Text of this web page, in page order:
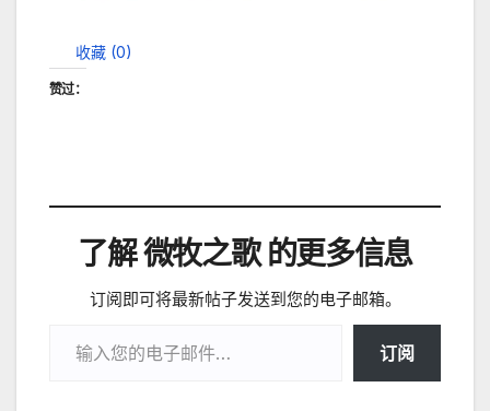
收藏 (0)
赞过：
了解 微牧之歌 的更多信息
订阅即可将最新帖子发送到您的电子邮箱。
订阅